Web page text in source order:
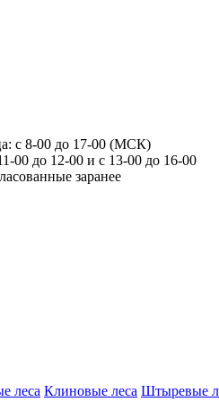
с 8-00 до 17-00 (МСК)
00 до 12-00 и с 13-00 до 16-00
заранее
леса Клиновые леса Штыревые